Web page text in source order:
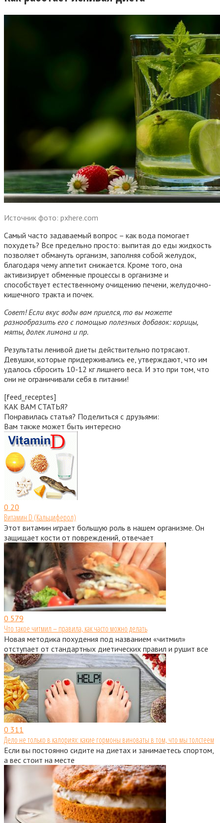
Источник фото: pxhere.com
Самый часто задаваемый вопрос – как вода помогает
похудеть? Все предельно просто: выпитая до еды жидкость
позволяет обмануть организм, заполняя собой желудок,
благодаря чему аппетит снижается. Кроме того, она
активизирует обменные процессы в организме и
способствует естественному очищению печени, желудочно-
кишечного тракта и почек.
Совет! Если вкус воды вам приелся, то вы можете
разнообразить его с помощью полезных добавок: корицы,
мяты, долек лимона и пр.
Результаты ленивой диеты действительно потрясают.
Девушки, которые придерживались ее, утверждают, что им
удалось сбросить 10-12 кг лишнего веса. И это при том, что
они не ограничивали себя в питании!
[feed_receptes]
КАК ВАМ СТАТЬЯ?
Понравилась статья? Поделиться с друзьями:
Вам также может быть интересно
0 20
Витамин D (Кальциферол)
Этот витамин играет большую роль в нашем организме. Он
защищает кости от повреждений, отвечает
0 579
Что такое читмил – правила, как часто можно делать
Новая методика похудения под названием «читмил»
отступает от стандартных диетических правил и рушит все
0 311
Дело не только в калориях: какие гормоны виноваты в том, что мы толстеем
Если вы постоянно сидите на диетах и занимаетесь спортом,
а вес стоит на месте